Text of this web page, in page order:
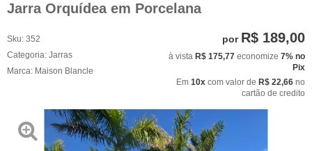
Jarra Orquídea em Porcelana
Sku: 352
Categoria: Jarras
Marca: Maison Blancle
por R$ 189,00
à vista R$ 175,77 economize 7% no
Pix
Em 10x com valor de R$ 22,66 no
cartão de credito